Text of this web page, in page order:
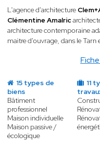
L'agence d'architecture
Clémentine Amalric
architecture contemporaine
maitre d'ouvrage, dans le
15 types de
biens
Bâtiment
professionnel
Maison individuelle
Maison passive /
écologique
11